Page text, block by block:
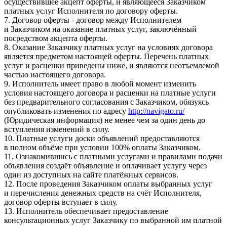
осуществившее акцепт оферты, и являющееся Заказчиком
платных услуг Исполнителя по договору оферты.
7. Договор оферты - договор между Исполнителем
и Заказчиком на оказание платных услуг, заключённый
посредством акцепта оферты.
8. Оказание Заказчику платных услуг на условиях договора
является предметом настоящей оферты. Перечень платных
услуг и расценки приведены ниже, и являются неотъемлемой
частью настоящего договора.
9. Исполнитель имеет право в любой момент изменить
условия настоящего договора и расценки на платные услуги
без предварительного согласования с Заказчиком, обязуясь
опубликовать изменения по адресу http://navigato.ru/
(Юридическая информация) не менее чем за один день до
вступления изменений в силу.
10. Платные услуги доски объявлений предоставляются
в полном объёме при условии 100% оплаты Заказчиком.
11. Ознакомившись с платными услугами и правилами подачи
объявления создаёт объявление и оплачивает услугу через
один из доступных на сайте платёжных сервисов.
12. После проведения Заказчиком оплаты выбранных услуг
и перечисления денежных средств на счёт Исполнителя,
договор оферты вступает в силу.
13. Исполнитель обеспечивает предоставление
консультационных услуг Заказчику по выбранной им платной